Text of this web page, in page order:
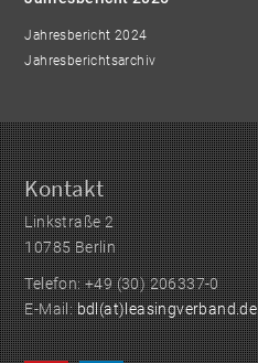
Jahresbericht 2024
Jahresberichtsarchiv
Kontakt
Linkstraße 2
10785 Berlin
Telefon: +49 (30) 206337-0
E-Mail:bdl(at)leasingverband.de